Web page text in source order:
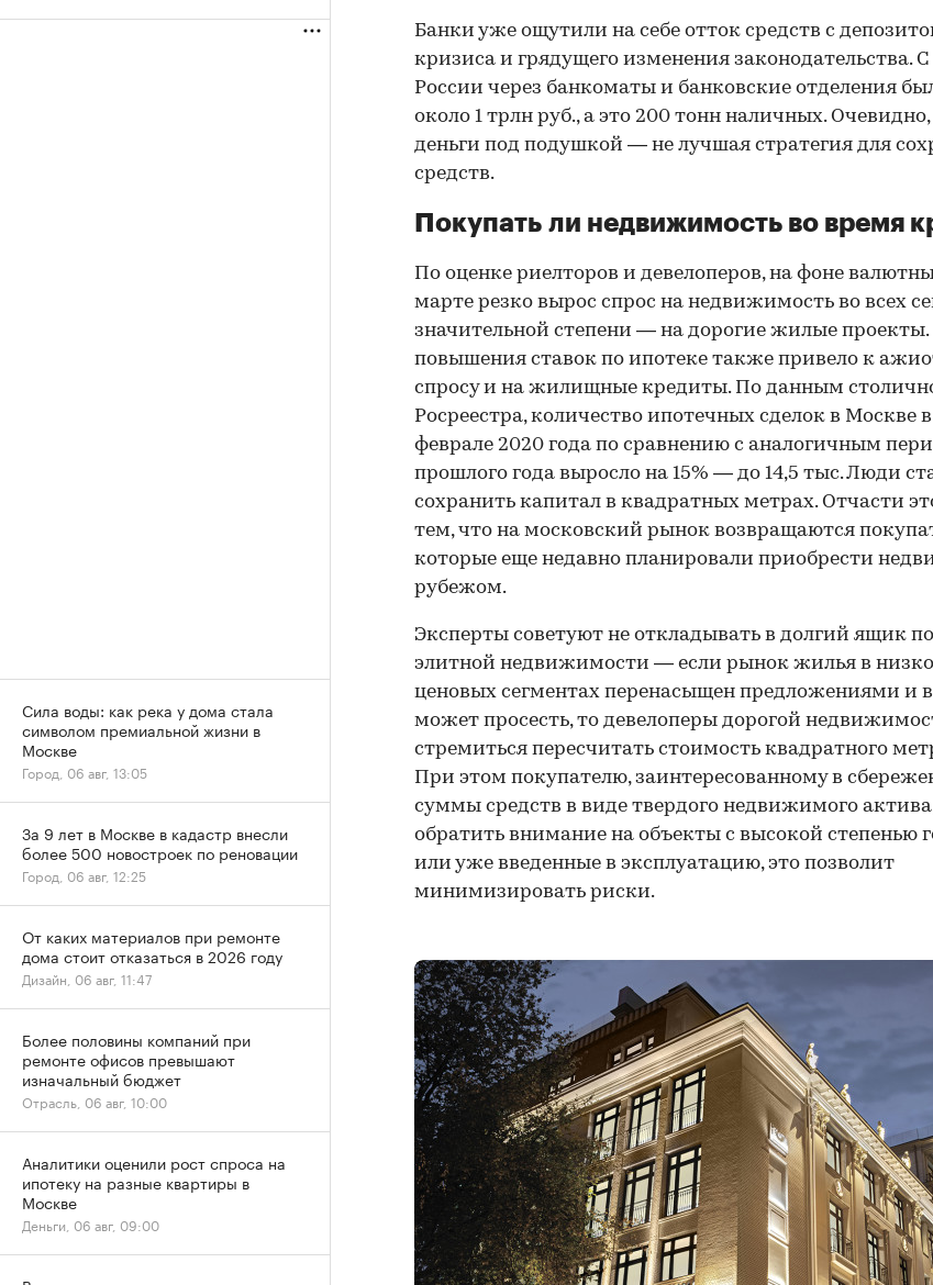
Банки уже ощутили на себе отток средств с
кризиса и грядущего изменения законодательства. С
России через банкоматы и банковские отделения
около 1 трлн руб., а это 200 тонн наличных.
деньги под подушкой — не лучшая стратегия для
средств.
Покупать ли недвижимость во время
По оценке риелторов и девелоперов, на фоне
марте резко вырос спрос на недвижимость во всех
значительной степени — на дорогие жилые
повышения ставок по ипотеке также привело к
спросу и на жилищные кредиты. По данным
Росреестра, количество ипотечных сделок в Москве
феврале 2020 года по сравнению с аналогичным
прошлого года выросло на 15% — до 14,5 тыс. Люди
сохранить капитал в квадратных метрах. Отчасти
тем, что на московский рынок возвращаются
которые еще недавно планировали приобрести
рубежом.
Эксперты советуют не откладывать в долгий ящик
элитной недвижимости — если рынок жилья в
ценовых сегментах перенасыщен предложениями и
может просесть, то девелоперы дорогой
стремиться пересчитать стоимость квадратного
При этом покупателю, заинтересованному в
суммы средств в виде твердого недвижимого
обратить внимание на объекты с высокой степенью
или уже введенные в эксплуатацию, это позволит
минимизировать риски.
Сила воды: как река у дома стала
символом премиальной жизни в
Москве
Город, 06 авг, 13:05
За 9 лет в Москве в кадастр внесли
более 500 новостроек по реновации
Город, 06 авг, 12:25
От каких материалов при ремонте
дома стоит отказаться в 2026 году
Дизайн, 06 авг, 11:47
Более половины компаний при
ремонте офисов превышают
изначальный бюджет
Отрасль, 06 авг, 10:00
Аналитики оценили рост спроса на
ипотеку на разные квартиры в
Москве
Деньги, 06 авг, 09:00